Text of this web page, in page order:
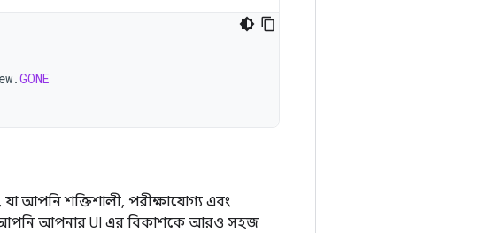
.GONE
যা আপনি শক্তিশালী, পরীক্ষাযোগ্য এবং
আপনি আপনার UI এর বিকাশকে আরও সহজ